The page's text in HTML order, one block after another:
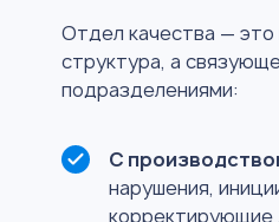
Отдел качества — это
структура, а
подразделениями:
С
нарушения,
корректирующие